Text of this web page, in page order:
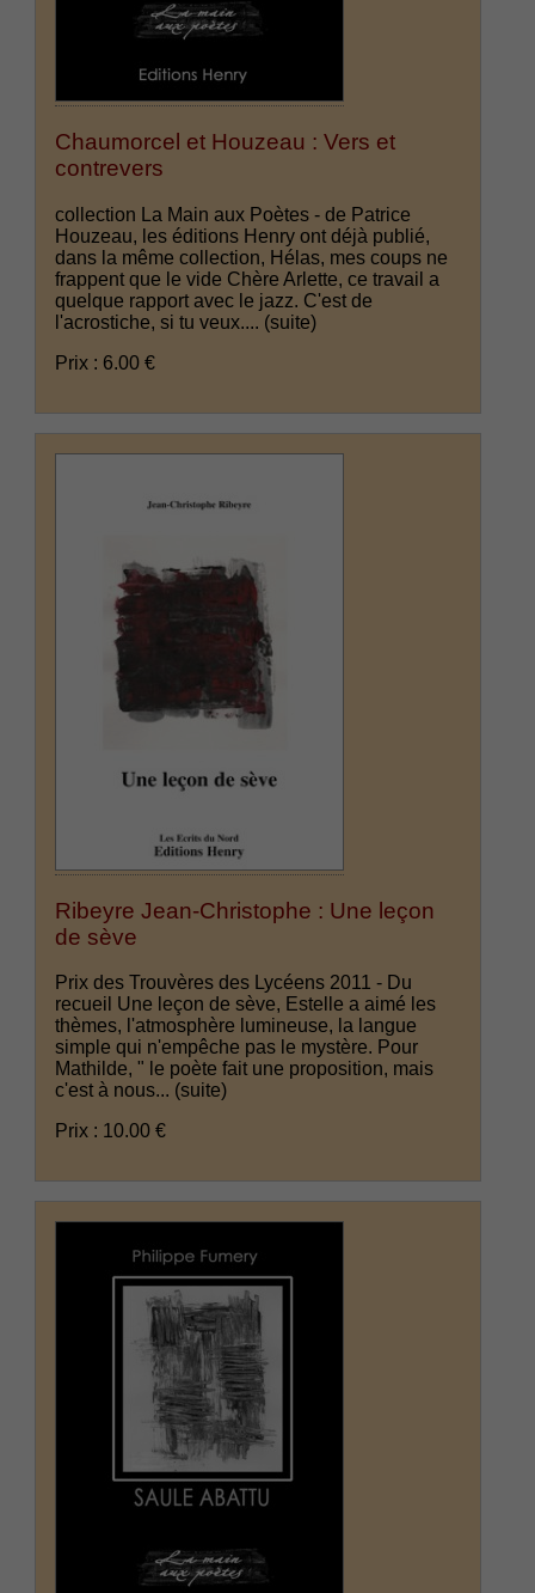
Chaumorcel et Houzeau : Vers et
contrevers
collection La Main aux Poètes - de Patrice
Houzeau, les éditions Henry ont déjà publié,
dans la même collection, Hélas, mes coups ne
frappent que le vide Chère Arlette, ce travail a
quelque rapport avec le jazz. C'est de
l'acrostiche, si tu veux.... (suite)
Prix : 6.00 €
Ribeyre Jean-Christophe : Une leçon
de sève
Prix des Trouvères des Lycéens 2011 - Du
recueil Une leçon de sève, Estelle a aimé les
thèmes, l'atmosphère lumineuse, la langue
simple qui n'empêche pas le mystère. Pour
Mathilde, " le poète fait une proposition, mais
c'est à nous... (suite)
Prix : 10.00 €